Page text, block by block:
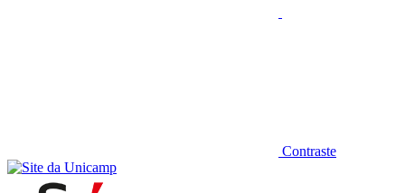
Contraste